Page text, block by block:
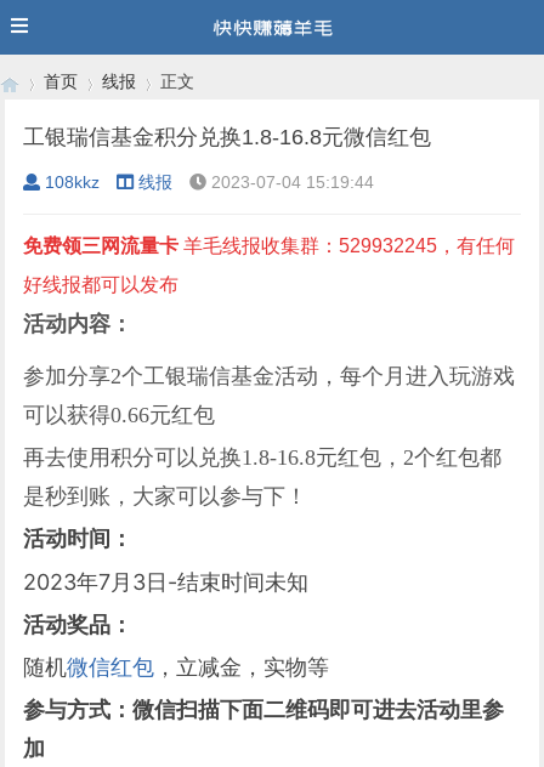
›
首页
›
线报
›
正文
工银瑞信基金积分兑换1.8-16.8元微信红包
108kkz 线报 2023-07-04 15:19:44
免费领三网流量卡 羊毛线报收集群：529932245，有任何
好线报都可以发布
活动内容：
参加分享2个工银瑞信基金活动，每个月进入玩游戏
可以获得0.66元红包
再去使用积分可以兑换1.8-16.8元红包，2个红包都
是秒到账，大家可以参与下 ！
活动时间 ：
2023年7月3日-结束时间未知
活动奖品：
随机微信红包 ，立减金，实物等
参与方式：微信扫描下面二维码即可进去活动里参
加